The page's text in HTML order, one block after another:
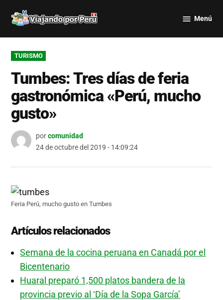
por Perú
Menú
PUBLICADO
EN
TURISMO
Tumbes: Tres días de feria
gastronómica «Perú, mucho
gusto»
porcomunidad
24 de octubre del 2019 - 14:09:24
Feria Perú, mucho gusto en Tumbes
Artículos relacionados
Semana de la cocina peruana en Canadá por el
Bicentenario
Huaral preparó 1,500 platos bandera de la
provincia previo al ‘Día de la Sopa García’